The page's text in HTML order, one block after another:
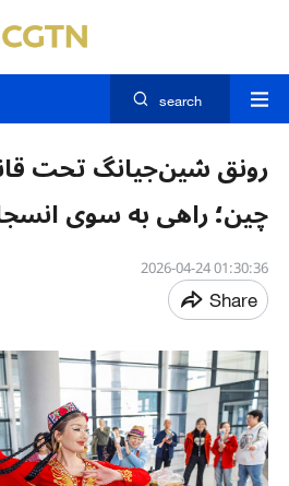
search
رونق شین‌جیانگ تحت
چین؛ راهی به سوی
01:30:36 2026-04-24
Share